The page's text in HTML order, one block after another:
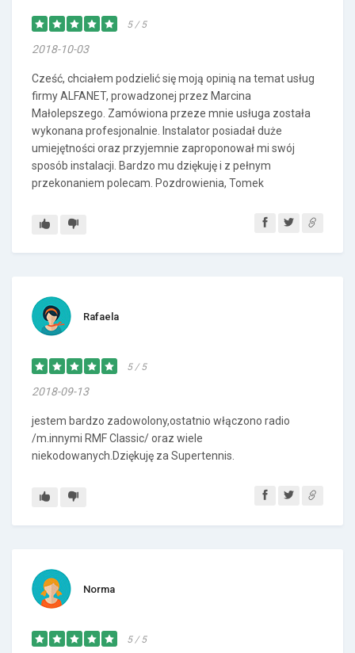
5 / 5
2018-10-03
Cześć, chciałem podzielić się moją opinią na temat usług
firmy ALFANET, prowadzonej przez Marcina
Małolepszego. Zamówiona przeze mnie usługa została
wykonana profesjonalnie. Instalator posiadał duże
umiejętności oraz przyjemnie zaproponował mi swój
sposób instalacji. Bardzo mu dziękuję i z pełnym
przekonaniem polecam. Pozdrowienia, Tomek
Rafaela
5 / 5
2018-09-13
jestem bardzo zadowolony,ostatnio włączono radio
/m.innymi RMF Classic/ oraz wiele
niekodowanych.Dziękuję za Supertennis.
Norma
5 / 5